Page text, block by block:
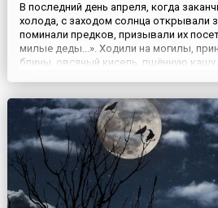
В последний день апреля, когда
холода, с заходом солнца открывали
поминали предков, призывали их
милые деды...». Ходили на могилы,
блины, овсяный кисель, пшённую
выс...